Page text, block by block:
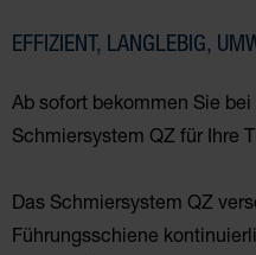
EFFIZIENT, LANGLEBIG,
Ab sofort bekommen Sie
Schmiersystem QZ für Ihre
Das Schmiersystem QZ
Führungsschiene